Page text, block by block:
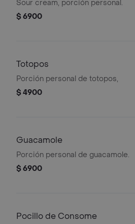
Sour cream, porción personal.
$ 6900
Totopos
Porción personal de totopos,
$ 4900
Guacamole
Porción personal de guacamole.
$ 6900
Pocillo de Consome